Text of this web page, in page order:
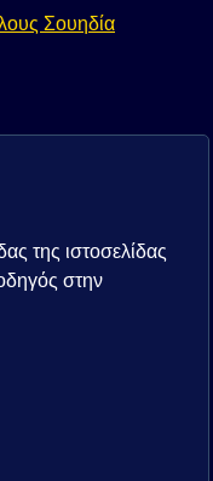
της ιστοσελίδας
στην